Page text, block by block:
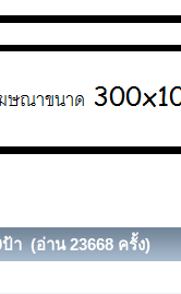
า (อ่าน 23668 ครั้ง)